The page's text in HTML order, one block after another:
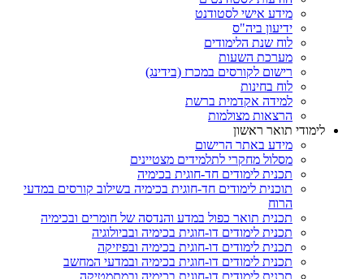
מידע אישי לסטודנט
ידיעון ביה"ס
לוח שנת הלימודים
מערכת השעות
רישום לקורסים במכרז (בידינג)
לוח בחינות
למידה אקדמית ברשת
הרצאות מצולמות
לימודי תואר ראשון
מידע באתר הרישום
מסלול מחקרי לתלמידים מצטיינים
תכנית לימודים חד-חוגית בכימיה
תוכנית לימודים חד-חוגית בכימיה בשילוב קורסים במדעי
הרוח
תכנית תואר כפול במדע והנדסה של חומרים ובכימיה
תכנית לימודים דו-חוגית בכימיה ובביולוגיה
תכנית לימודים דו-חוגית בכימיה ובפיזיקה
תכנית לימודים דו-חוגית בכימיה ובמדעי המחשב
תכנית לימודים דו-חוגית בכימיה ובמתמטיקה